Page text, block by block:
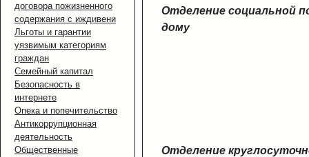
договора пожизненного
содержания с иждивени
Льготы и гарантии
уязвимым категориям
граждан
Семейный капитал
Безопасность в
интернете
Опека и попечительство
Антикоррупционная
деятельность
Общественные
Отделение социальной
дому
Отделение